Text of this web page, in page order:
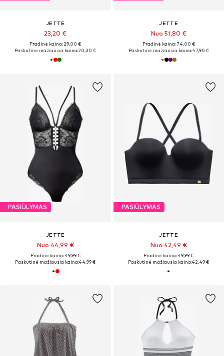
JETTE
23,20 €
Pradinė kaina: 29,00 €
Paskutinė mažiausia kaina:20,30 €
JETTE
Nuo 51,80 €
Pradinė kaina: 74,00 €
Paskutinė mažiausia kaina:47,90 €
PASIŪLYMAS
JETTE
Nuo 44,99 €
Pradinė kaina: 49,99 €
Paskutinė mažiausia kaina:44,99 €
PASIŪLYMAS
JETTE
Nuo 42,49 €
Pradinė kaina: 49,99 €
Paskutinė mažiausia kaina:42,49 €